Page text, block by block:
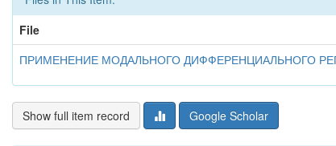
File
ПРИМЕНЕНИЕ МОДАЛЬНОГО ДИФФЕРЕНЦИАЛЬНОГО
Show full item record Google Scholar